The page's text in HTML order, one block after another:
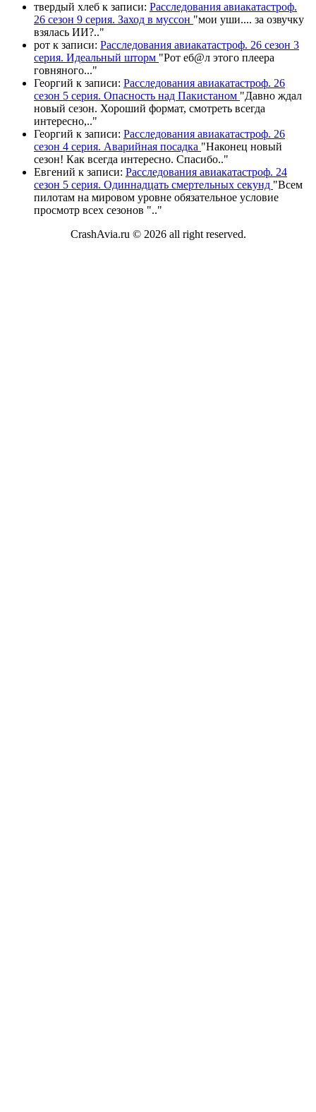
твердый хлеб к записи: Расследования авиакатастроф.
26 сезон 9 серия. Заход в муссон "мои уши.... за озвучку
взялась ИИ?.."
рот к записи: Расследования авиакатастроф. 26 сезон 3
серия. Идеальный шторм "Рот еб@л этого плеера
говняного..."
Георгий к записи: Расследования авиакатастроф. 26
сезон 5 серия. Опасность над Пакистаном "Давно ждал
новый сезон. Хороший формат, смотреть всегда
интересно,.."
Георгий к записи: Расследования авиакатастроф. 26
сезон 4 серия. Аварийная посадка "Наконец новый
сезон! Как всегда интересно. Спасибо.."
Евгений к записи: Расследования авиакатастроф. 24
сезон 5 серия. Одиннадцать смертельных секунд "Всем
пилотам на мировом уровне обязательное условие
просмотр всех сезонов ".."
CrashAvia.ru © 2026 all right reserved.